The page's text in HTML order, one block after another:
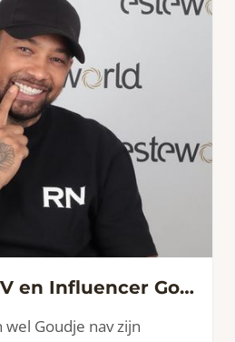
Bekend van TV en Influencer Goudtje
Goudje nav zijn